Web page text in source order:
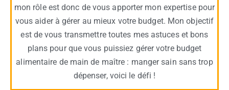
mon rôle est donc de vous apporter mon expertise pour
vous aider à gérer au mieux votre budget. Mon objectif
est de vous transmettre toutes mes astuces et bons
plans pour que vous puissiez gérer votre budget
alimentaire de main de maître : manger sain sans trop
dépenser, voici le défi !